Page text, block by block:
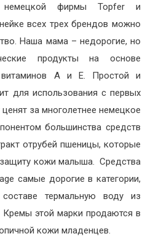
фирмы Topfer и
всех трех брендов можно
Наша мама – недорогие, но
продукты на основе
витаминов А и Е. Простой и
для использования с первых
за многолетнее немецкое
большинства средств
отрубей пшеницы, которые
кожи малыша. Средства
самые дорогие в категории,
термальную воду из
Кремы этой марки продаются в
кожи младенцев.